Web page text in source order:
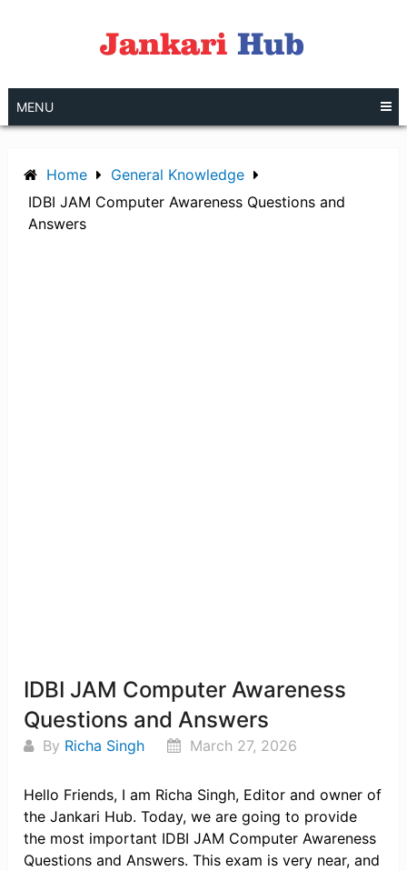
MENU
Home
General Knowledge
IDBI JAM Computer Awareness Questions and
Answers
IDBI JAM Computer Awareness
Questions and Answers
By Richa Singh March 27, 2026
Hello Friends, I am Richa Singh, Editor and owner of
the Jankari Hub. Today, we are going to provide
the most important IDBI JAM Computer Awareness
Questions and Answers. This exam is very near, and